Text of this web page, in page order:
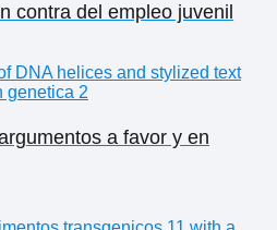
contra del empleo juvenil
a favor y en